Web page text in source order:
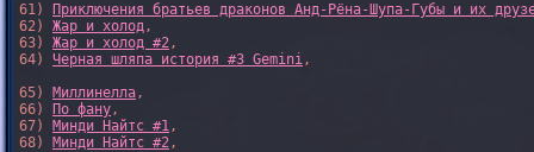
61)
Приключения братьев драконов Анд-Рёна-Шупа-Губы и их
62) Жар и холод,
63) Жар и холод #2,
64) Черная шляпа история #3 Gemini,
65) Миллинелла,
66)
По фану,
67) Минди Найтс #1,
68) Минди Найтс #2,